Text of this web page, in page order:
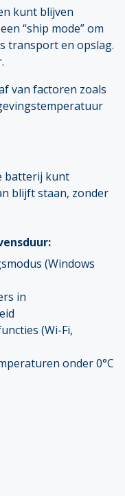
kunt blijven
“ship mode” om
transport en opslag.
van factoren zoals
batterij kunt
blijft staan, zonder
(Windows
in
(Wi-Fi,
onder 0°C